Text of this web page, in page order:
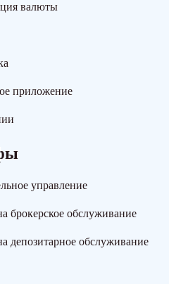
валюты
приложение
управление
брокерское обслуживание
депозитарное обслуживание